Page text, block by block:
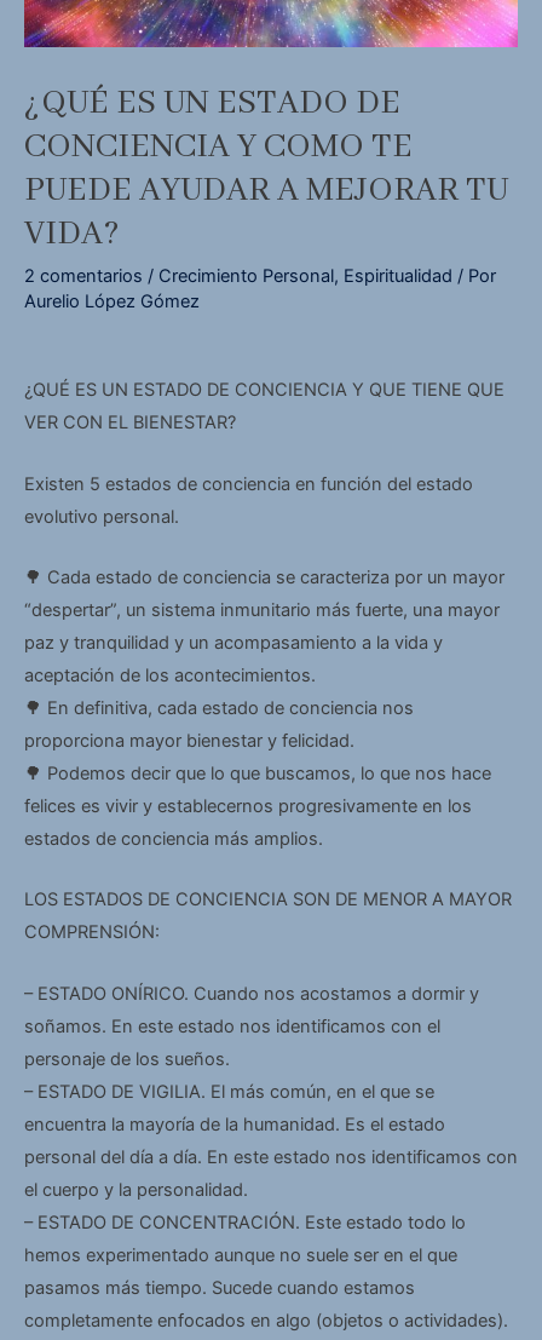
¿QUÉ ES UN ESTADO DE
CONCIENCIA Y COMO TE
PUEDE AYUDAR A MEJORAR TU
VIDA?
2 comentarios / Crecimiento Personal, Espiritualidad / Por
Aurelio López Gómez
¿QUÉ ES UN ESTADO DE CONCIENCIA Y QUE TIENE QUE
VER CON EL BIENESTAR?
Existen 5 estados de conciencia en función del estado
evolutivo personal.
🌳 Cada estado de conciencia se caracteriza por un mayor
“despertar”, un sistema inmunitario más fuerte, una mayor
paz y tranquilidad y un acompasamiento a la vida y
aceptación de los acontecimientos.
🌳 En definitiva, cada estado de conciencia nos
proporciona mayor bienestar y felicidad.
🌳 Podemos decir que lo que buscamos, lo que nos hace
felices es vivir y establecernos progresivamente en los
estados de conciencia más amplios.
LOS ESTADOS DE CONCIENCIA SON DE MENOR A MAYOR
COMPRENSIÓN:
– ESTADO ONÍRICO. Cuando nos acostamos a dormir y
soñamos. En este estado nos identificamos con el
personaje de los sueños.
– ESTADO DE VIGILIA. El más común, en el que se
encuentra la mayoría de la humanidad. Es el estado
personal del día a día. En este estado nos identificamos con
el cuerpo y la personalidad.
– ESTADO DE CONCENTRACIÓN. Este estado todo lo
hemos experimentado aunque no suele ser en el que
pasamos más tiempo. Sucede cuando estamos
completamente enfocados en algo (objetos o actividades).